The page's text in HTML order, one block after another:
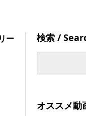
ー 検索 /
オススメ